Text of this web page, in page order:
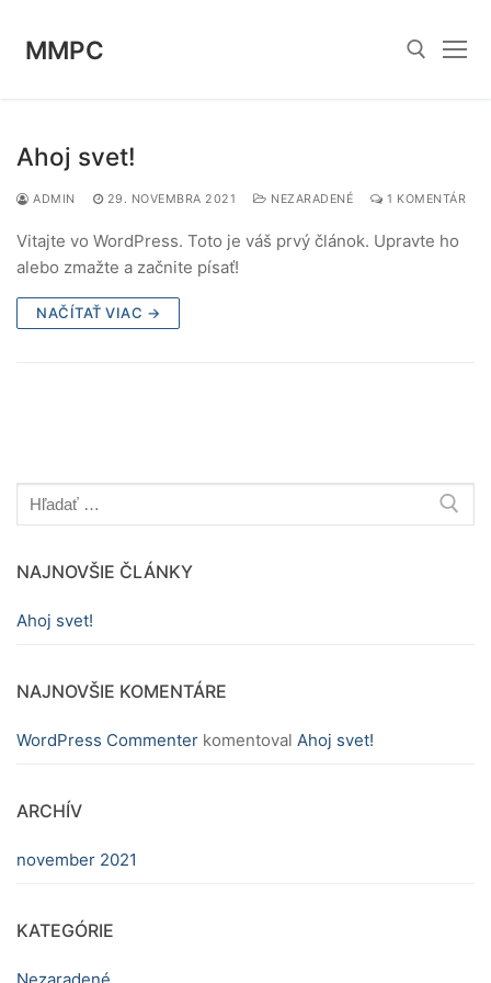
obsah
MMPC
Ahoj svet!
ADMIN 29. NOVEMBRA 2021 NEZARADENÉ 1 KOMENTÁR
Vitajte vo WordPress. Toto je váš prvý článok. Upravte ho
alebo zmažte a začnite písať!
NAČÍTAŤ VIAC →
Hľadať:
NAJNOVŠIE ČLÁNKY
Ahoj svet!
NAJNOVŠIE KOMENTÁRE
WordPress Commenter komentoval Ahoj svet!
ARCHÍV
november 2021
KATEGÓRIE